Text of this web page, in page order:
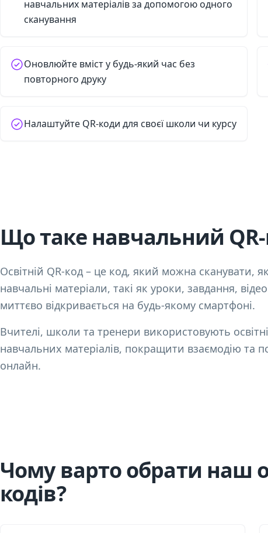
навчальних матеріалів за допомогою одного
сканування
Оновлюйте вміст у будь-який час без
повторного друку
Налаштуйте QR-коди для своєї школи чи курсу
Що таке навчальний
Освітній QR-код – це код, який можна сканувати,
навчальні матеріали, такі як уроки, завдання,
миттєво відкривається на будь-якому смартфоні.
Вчителі, школи та тренери використовують
навчальних матеріалів, покращити взаємодію та
онлайн.
Чому варто обрати наш
кодів?